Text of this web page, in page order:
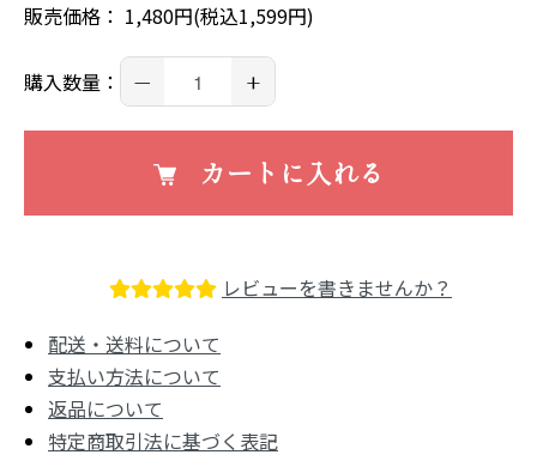
販売価格： 1,480円(税込1,599円)
購入数量： － +
カートに入れる
レビューを書きませんか？
配送・送料について
支払い方法について
返品について
特定商取引法に基づく表記